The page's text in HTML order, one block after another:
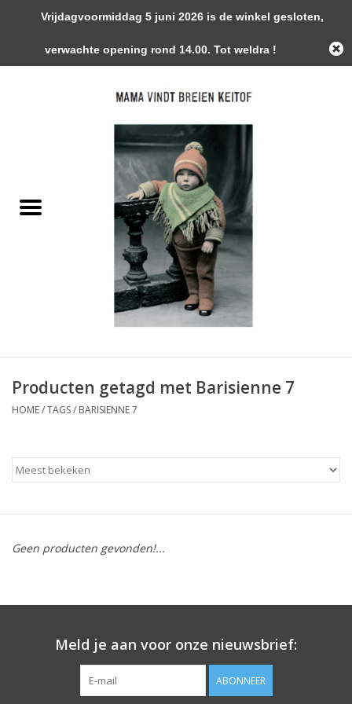
0 Artikelen - €0,00
Handwerk Toebehoren
Magazines / Patronen / Boeken
Producten getagd met Barisienne 7
HOME/TAGS/ BARISIENNE 7
Geen producten gevonden!...
Meld je aan voor onze nieuwsbrief:
ABONNEER
Vrijdagvoormiddag 5 juni 2026 is de winkel gesloten,
verwachte opening rond 14.00. Tot weldra !